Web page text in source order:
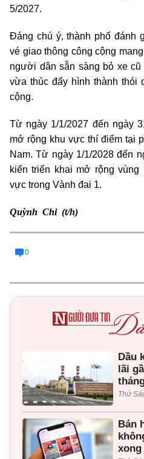
5/2027.
Đáng chú ý, thành phố đánh
vé giao thông công cộng
người dân sẵn sàng bỏ xe
vừa thúc đẩy hình thành thói
cộng.
Từ ngày 1/1/2027 đến ngày
mở rộng khu vực thí điểm tại
Nam. Từ ngày 1/1/2028 đến
kiến triển khai mở rộng vùng
vực trong Vành đai 1.
Quỳnh Chi (t/h)
0
Dầu
lãi
Thứ
Bán
xong